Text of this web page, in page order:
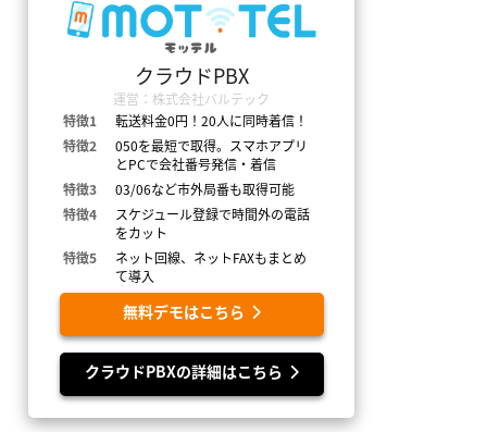
クラウドPBX
運営：株式会社バルテック
特徴1
転送料金0円！20人に同時着信！
特徴2
050を最短で取得。スマホアプリ
とPCで会社番号発信・着信
特徴3
03/06など市外局番も取得可能
特徴4
スケジュール登録で時間外の電話
をカット
特徴5
ネット回線、ネットFAXもまとめ
て導入
無料デモはこちら
クラウドPBXの詳細はこちら